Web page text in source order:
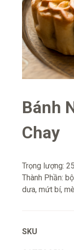
Bánh
Chay
Trọng lượng:
Thành Phần:
dưa, mứt bí,
SKU